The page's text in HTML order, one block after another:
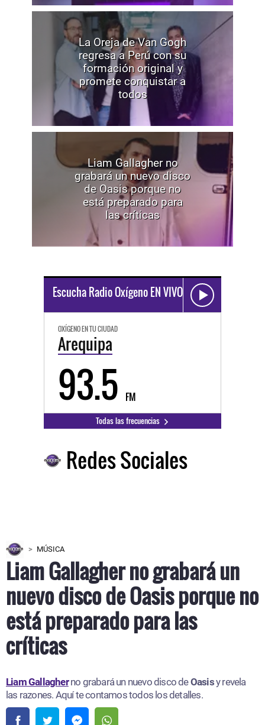
La Oreja de Van Gogh
regresa a Perú con su
formación original y
promete conquistar a
todos
Liam Gallagher no
grabará un nuevo disco
de Oasis porque no
está preparado para
las críticas
Escucha Radio Oxígeno EN VIVO
OXÍGENO EN TU CIUDAD
Arequipa
93.5 FM
Todas las frecuencias
Redes Sociales
MÚSICA
Liam Gallagher no grabará un
nuevo disco de Oasis porque no
está preparado para las
críticas
Liam Gallagherno grabará un nuevo disco deOasisy revela
las razones. Aquí te contamos todos los detalles.